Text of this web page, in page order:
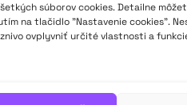
súborov cookies. Detailne
na tlačidlo "Nastavenie cookies".
ovplyvniť určité vlastnosti a